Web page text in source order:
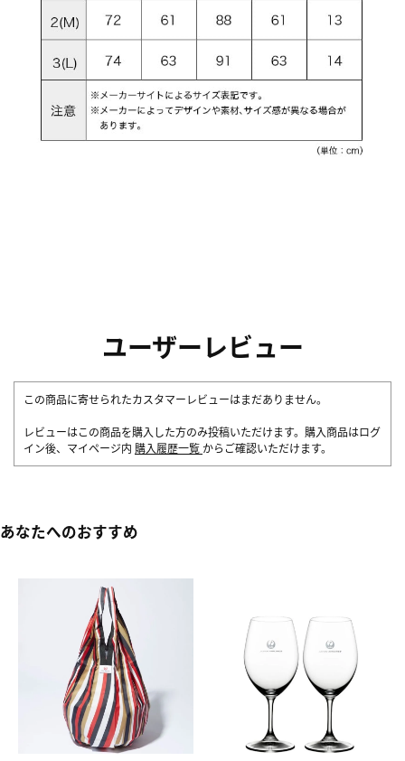
ユーザーレビュー
この商品に寄せられたカスタマーレビューはまだありません。
レビューはこの商品を購入した方のみ投稿いただけます。購入商品はログ
イン後、マイページ内 購入履歴一覧 からご確認いただけます。
あなたへのおすすめ